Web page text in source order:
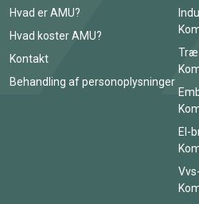
Hvad er AMU?
Hvad koster AMU?
Kontakt
Behandling af personoplysninger
El-